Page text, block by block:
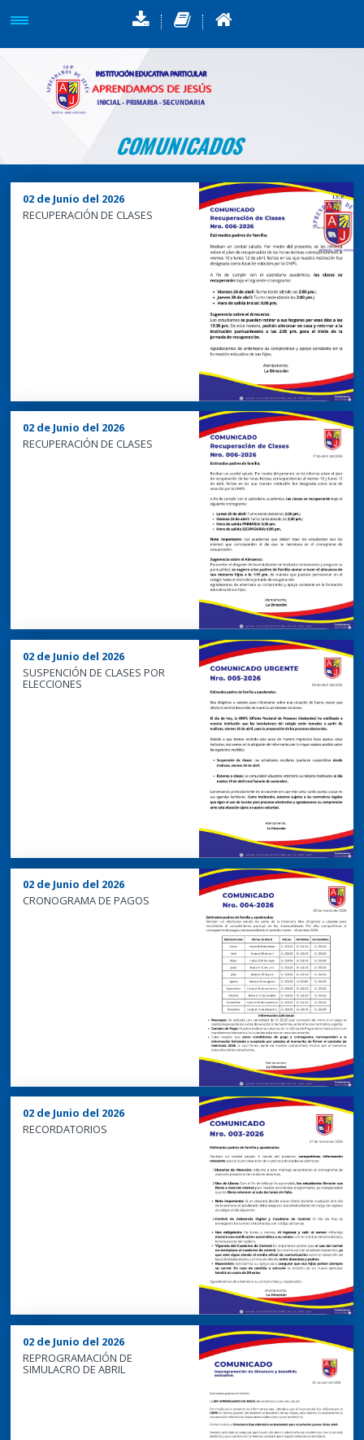
COMUNICADOS
02 de Junio del 2026
RECUPERACIÓN DE CLASES
02 de Junio del 2026
RECUPERACIÓN DE CLASES
02 de Junio del 2026
SUSPENCIÓN DE CLASES POR
ELECCIONES
02 de Junio del 2026
CRONOGRAMA DE PAGOS
02 de Junio del 2026
RECORDATORIOS
02 de Junio del 2026
REPROGRAMACIÓN DE
SIMULACRO DE ABRIL